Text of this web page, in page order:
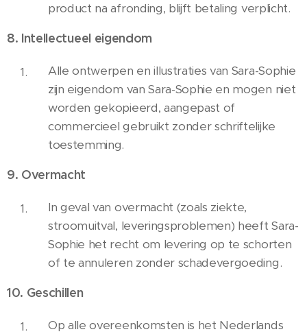
product na afronding, blijft betaling verplicht.
8. Intellectueel eigendom
Alle ontwerpen en illustraties van Sara-Sophie
zijn eigendom van Sara-Sophie en mogen niet
worden gekopieerd, aangepast of
commercieel gebruikt zonder schriftelijke
toestemming.
9. Overmacht
In geval van overmacht (zoals ziekte,
stroomuitval, leveringsproblemen) heeft Sara-
Sophie het recht om levering op te schorten
of te annuleren zonder schadevergoeding.
10. Geschillen
Op alle overeenkomsten is het Nederlands